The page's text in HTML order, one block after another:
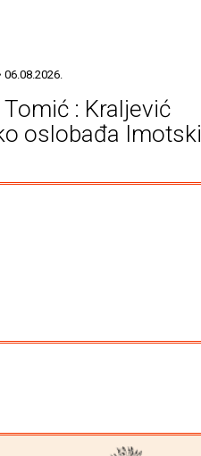
06.08.2026.
Tomić : Kraljević
oslobađa Imotski